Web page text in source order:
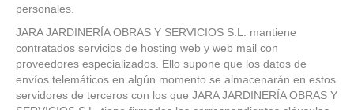
personales.
JARA JARDINERÍA OBRAS Y SERVICIOS S.L. mantiene
contratados servicios de hosting web y web mail con
proveedores especializados. Ello supone que los datos de
envíos telemáticos en algún momento se almacenarán en estos
servidores de terceros con los que JARA JARDINERÍA OBRAS Y